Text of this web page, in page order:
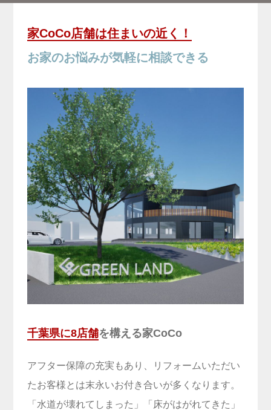
家CoCo店舗は住まいの近く！
お家のお悩みが気軽に相談できる
千葉県に8店舗を構える家CoCo
アフター保障の充実もあり、リフォームいただい
たお客様とは末永いお付き合いが多くなります。
「水道が壊れてしまった」「床がはがれてきた」